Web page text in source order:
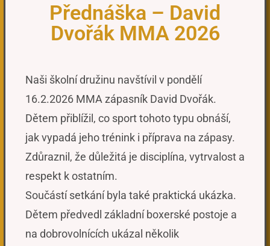
Přednáška – David
Dvořák MMA 2026
Naši školní družinu navštívil v pondělí
16.2.2026 MMA zápasník David Dvořák.
Dětem přiblížil, co sport tohoto typu obnáší,
jak vypadá jeho trénink i příprava na zápasy.
Zdůraznil, že důležitá je disciplína, vytrvalost a
respekt k ostatním.
Součástí setkání byla také praktická ukázka.
Dětem předvedl základní boxerské postoje a
na dobrovolnících ukázal několik